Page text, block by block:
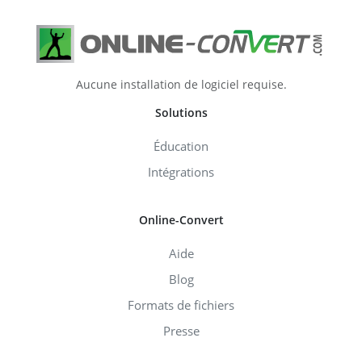
Aucune installation de logiciel requise.
Solutions
Éducation
Intégrations
Online-Convert
Aide
Blog
Formats de fichiers
Presse